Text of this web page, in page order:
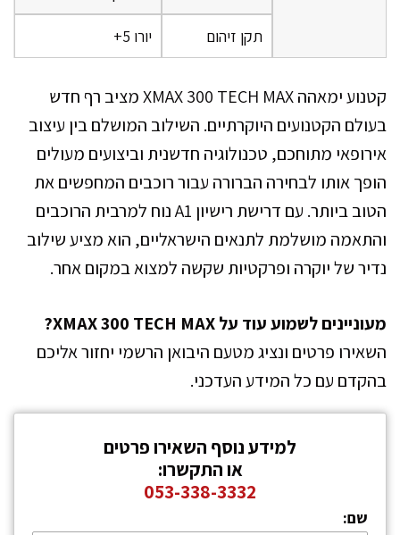
תקן זיהום יורו 5+
קטנוע ימאהה XMAX 300 TECH MAX מציב רף חדש
בעולם הקטנועים היוקרתיים. השילוב המושלם בין עיצוב
אירופאי מתוחכם, טכנולוגיה חדשנית וביצועים מעולים
הופך אותו לבחירה הברורה עבור רוכבים המחפשים את
הטוב ביותר. עם דרישת רישיון A1 נוח למרבית הרוכבים
והתאמה מושלמת לתנאים הישראליים, הוא מציע שילוב
נדיר של יוקרה ופרקטיות שקשה למצוא במקום אחר.
מעוניינים לשמוע עוד על XMAX 300 TECH MAX?
השאירו פרטים ונציג מטעם היבואן הרשמי יחזור אליכם
בהקדם עם כל המידע העדכני.
למידע נוסף השאירו פרטים
או התקשרו:
053-338-3332
שם: